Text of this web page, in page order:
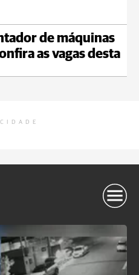
de máquinas
as vagas desta